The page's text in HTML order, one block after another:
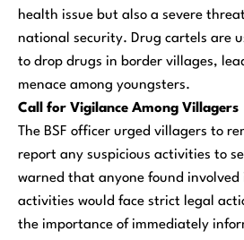
health issue but also a severe
national security. Drug cartels are
to drop drugs in border villages,
menace among youngsters.
Call for Vigilance Among Villagers
The BSF officer urged villagers to
report any suspicious activities to
warned that anyone found
activities would face strict legal
the importance of immediately